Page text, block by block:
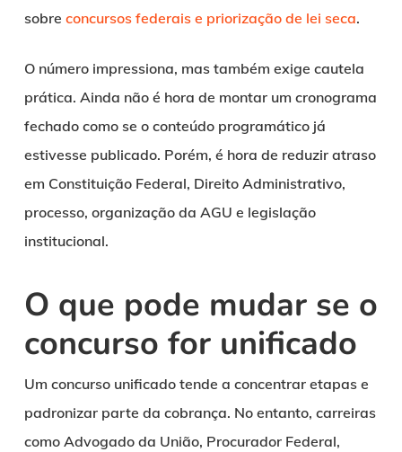
sobre concursos federais e priorização de lei seca.
O número impressiona, mas também exige cautela
prática. Ainda não é hora de montar um cronograma
fechado como se o conteúdo programático já
estivesse publicado. Porém, é hora de reduzir atraso
em Constituição Federal, Direito Administrativo,
processo, organização da AGU e legislação
institucional.
O que pode mudar se o
concurso for unificado
Um concurso unificado tende a concentrar etapas e
padronizar parte da cobrança. No entanto, carreiras
como Advogado da União, Procurador Federal,